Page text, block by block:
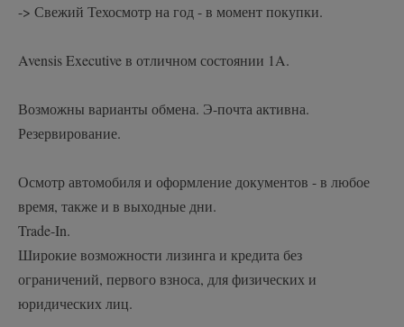
-> Свежий Техосмотр на год - в момент покупки.
Avensis Executive в отличном состоянии 1A.
Возможны варианты обмена. Э-почта активна.
Резервирование.
Осмотр автомобиля и оформление документов - в любое
время, также и в выходные дни.
Trade-In.
Широкие возможности лизинга и кредита без
ограничений, первого взноса, для физических и
юридических лиц.